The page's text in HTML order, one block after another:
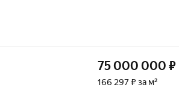
75 000 000 ₽
166 297 ₽ за м²